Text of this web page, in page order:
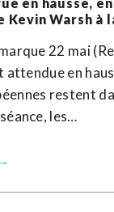
Kevin Warsh à
22 mai
en
restent
les…